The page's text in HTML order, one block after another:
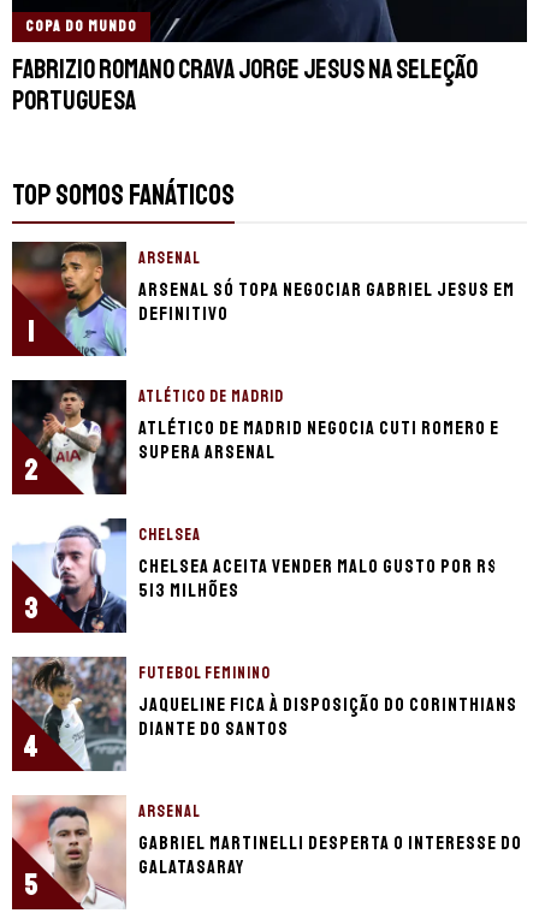
COPA DO MUNDO
Fabrizio Romano crava Jorge Jesus na Seleção
Portuguesa
TOP SOMOS FANÁTICOS
1
ARSENAL
Arsenal só topa negociar Gabriel Jesus em
definitivo
2
ATLÉTICO DE MADRID
Atlético de Madrid negocia Cuti Romero e
supera Arsenal
3
CHELSEA
Chelsea aceita vender Malo Gusto por R$
513 milhões
4
FUTEBOL FEMININO
Jaqueline fica à disposição do Corinthians
diante do Santos
5
ARSENAL
Gabriel Martinelli desperta o interesse do
Galatasaray